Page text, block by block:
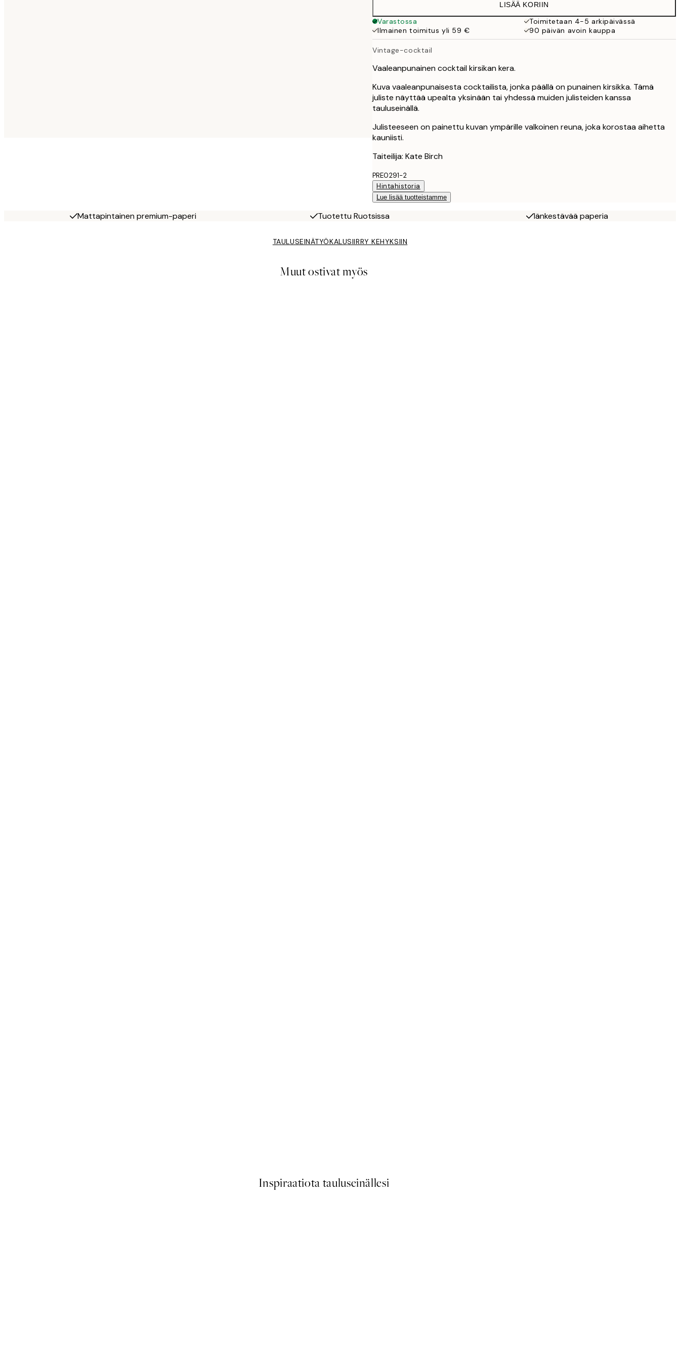
LISÄÄ KORIIN
Varastossa
Toimitetaan 4-5 arkipäivässä
Ilmainen toimitus yli 59 €
90 päivän avoin kauppa
Vintage-cocktail
Vaaleanpunainen cocktail kirsikan kera.
Kuva vaaleanpunaisesta cocktailista, jonka päällä on punainen kirsikka. Tämä
juliste näyttää upealta yksinään tai yhdessä muiden julisteiden kanssa
tauluseinällä.
Julisteeseen on painettu kuvan ympärille valkoinen reuna, joka korostaa aihetta
kauniisti.
Taiteilija: Kate Birch
PRE0291-2
Hintahistoria
Lue lisää tuotteistamme
Mattapintainen premium-paperi Tuotettu Ruotsissa Iänkestävää paperia
TAULUSEINÄTYÖKALUSIIRRY KEHYKSIIN
Muut ostivat myös
Inspiraatiota tauluseinällesi